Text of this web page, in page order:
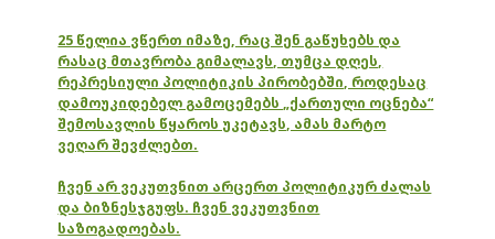
25 წელია ვწერთ იმაზე, რაც შენ გაწუხებს და
რასაც მთავრობა გიმალავს, თუმცა დღეს,
რეპრესიული პოლიტიკის პირობებში, როდესაც
დამოუკიდებელ გამოცემებს „ქართული ოცნება“
შემოსავლის წყაროს უკეტავს, ამას მარტო
ვეღარ შევძლებთ.
ჩვენ არ ვეკუთვნით არცერთ პოლიტიკურ ძალას
და ბიზნესჯგუფს. ჩვენ ვეკუთვნით
საზოგადოებას.